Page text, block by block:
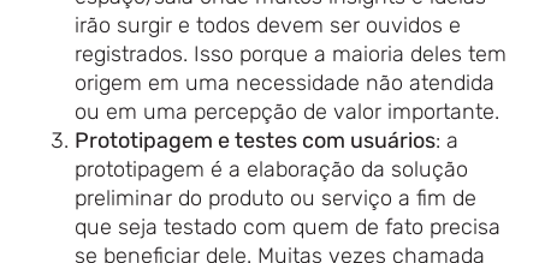
irão surgir e todos devem ser ouvidos e
registrados. Isso porque a maioria deles tem
origem em uma necessidade não atendida
ou em uma percepção de valor importante.
Prototipagem e testes com usuários: a
prototipagem é a elaboração da solução
preliminar do produto ou serviço a fim de
que seja testado com quem de fato precisa
se beneficiar dele. Muitas vezes chamada